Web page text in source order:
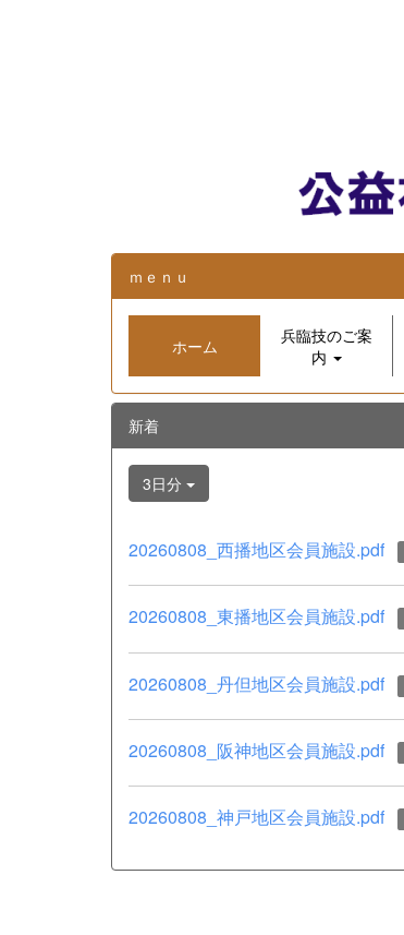
ｍｅｎｕ
ホーム
兵臨技のご案
内
新着
3日分
20260808_西播地区会員施設.pdf
20260808_東播地区会員施設.pdf
20260808_丹但地区会員施設.pdf
20260808_阪神地区会員施設.pdf
20260808_神戸地区会員施設.pdf